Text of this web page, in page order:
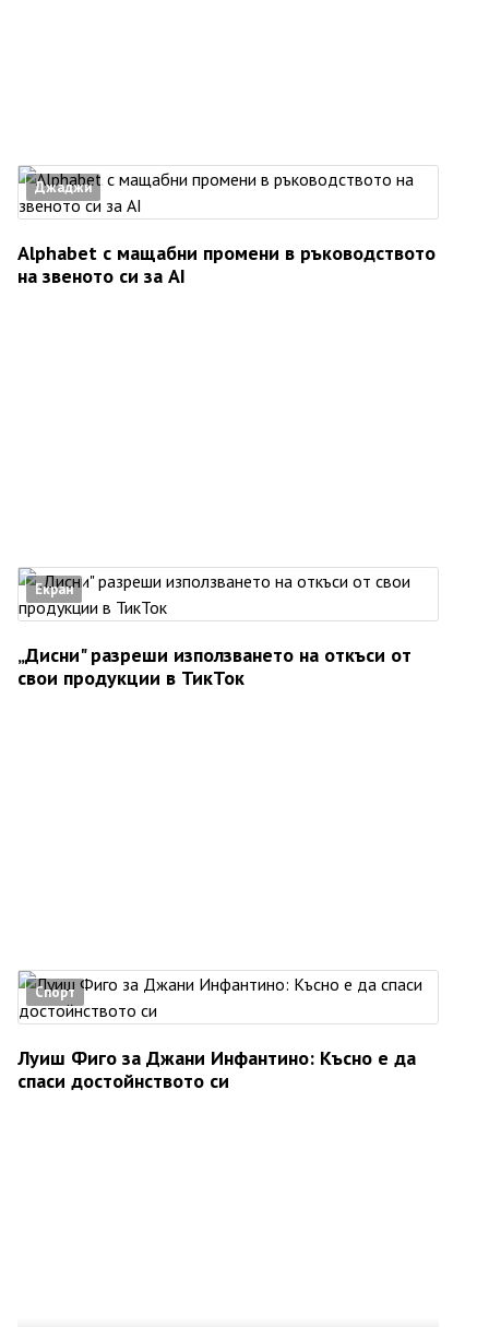
Джаджи
Alphabet с мащабни промени в ръководството
на звеното си за AI
Екран
„Дисни" разреши използването на откъси от
свои продукции в ТикТок
Спорт
Луиш Фиго за Джани Инфантино: Късно е да
спаси достойнството си